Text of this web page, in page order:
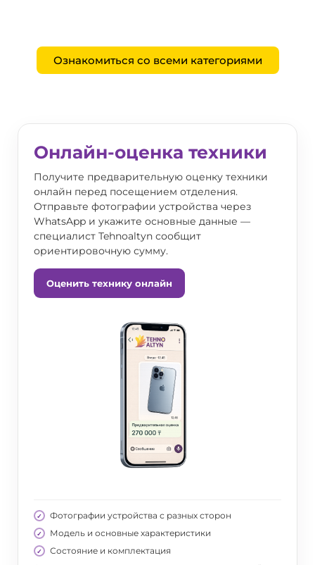
Ознакомиться со всеми категориями
Онлайн-оценка техники
Получите предварительную оценку техники
онлайн перед посещением отделения.
Отправьте фотографии устройства через
WhatsApp и укажите основные данные —
специалист Tehnoaltyn сообщит
ориентировочную сумму.
Оценить технику онлайн
Фотографии устройства с разных сторон
Модель и основные характеристики
Состояние и комплектация